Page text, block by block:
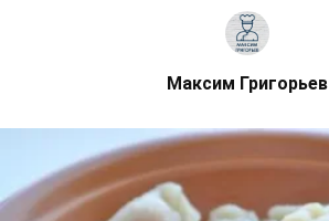
Максим Григорьев